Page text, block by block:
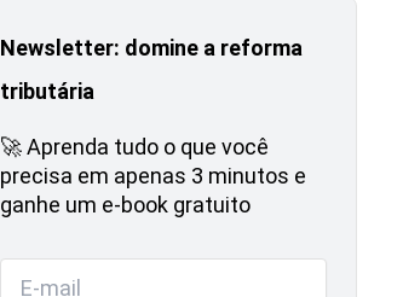
Newsletter: domine a reforma
tributária
🚀 Aprenda tudo o que você
precisa em apenas 3 minutos e
ganhe um e-book gratuito